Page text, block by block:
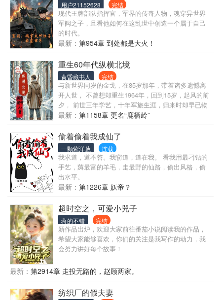
用户21152628 完结
现代王牌部队指挥官，军界的传奇人物，魂穿异世界
军阀之子，且看他如何在这乱世中创造一个属于自己
的时代。
最新： 第954章 到处都是大火！
重生60年代纵横北境
黄昏藏书人 完结
与新世界同岁的金戈，在85岁那年，带着诸多遗憾离
开人世， 不曾想却重生1964年，回到15岁，起风的前
夕， 前世三年学艺，十年军旅生涯，归来时却早已物
是人非， 在那个起风的年代，师傅一家相继离世， 为
寻找从火车站捡到的妹妹和师门长辈，金戈复员， 江
湖漂泊三十年却杳无音讯，心灰意冷， 这一世， 金戈
决定走一条不一样的道路， 带着一群没有血缘关系的
弟弟妹妹，返回东北老家， 从征服长白山开始， 狩
猎，赶山，采参，寻宝，越境大毛，纵横北境 自此，
开启了一段传奇人生。
最新： 第1158章 更名“鹿栖岭”
偷着偷着我成仙了
一颗紫洋葱 连载
我求道，道不答。我窃道，道在我。 看我用最刁钻的
手艺，薅最富的羊毛，走最野的仙路，偷出风格，偷
出水平。
最新： 第1226章 妖帝？
超时空之，可爱小兕子
蒋的不错 完结
新作品出炉，欢迎大家前往番茄小说阅读我的作品，
希望大家能够喜欢，你们的关注是我写作的动力，我
会努力讲好每个故事！
最新： 第2914章 走投无路的，赵顾两家。
纺织厂的假夫妻